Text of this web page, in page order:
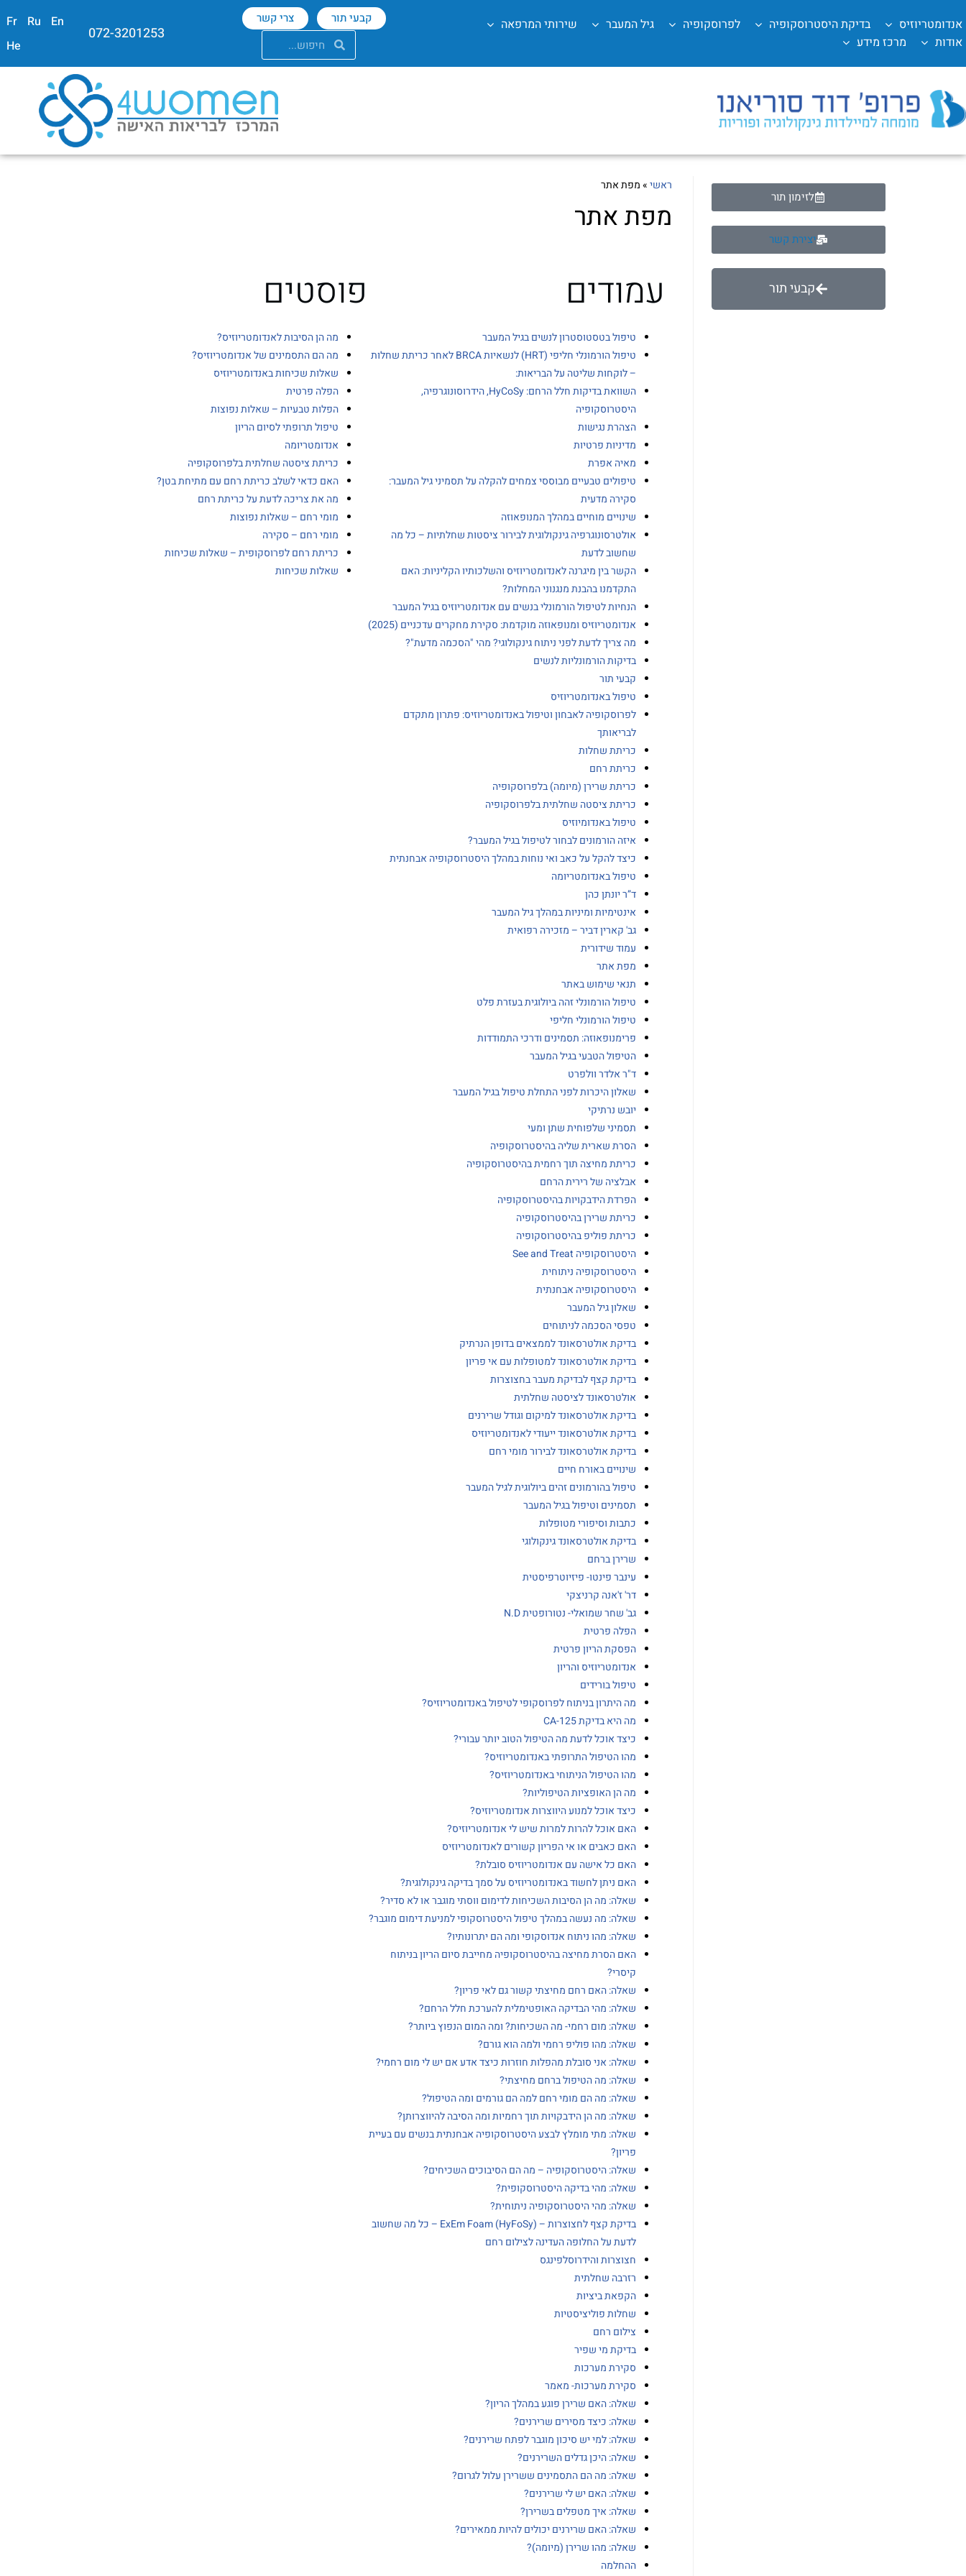
אנדומטריוזיס בדיקת היסטרוסקופיה לפרוסקופיה גיל המעבר
שירותי המרפאה
אודות
מרכז מידע
קבעי תור צרי קשר
072-3201253
En
Ru
Fr
He
ראשי»מפת אתר
מפת אתר
עמודים
טיפול בטסטוסטרון לנשים בגיל המעבר
טיפול הורמונלי חליפי (HRT) לנשאיות BRCA לאחר כריתת שחלות
– לוקחות שליטה על הבריאות:
השוואת בדיקות חלל הרחם: HyCoSy, הידרוסונוגרפיה,
היסטרוסקופיה
הצהרת נגישות
מדיניות פרטיות
מאיה אפרת
טיפולים טבעיים מבוססי צמחים להקלה על תסמיני גיל המעבר:
סקירה מדעית
שינויים מוחיים במהלך המנופאוזה
אולטרסונוגרפיה גינקולוגית לבירור ציסטות שחלתיות – כל מה
שחשוב לדעת
הקשר בין מיגרנה לאנדומטריוזיס והשלכותיו הקליניות: האם
התקדמנו בהבנת מנגנוני המחלות?
הנחיות לטיפול הורמונלי בנשים עם אנדומטריוזיס בגיל המעבר
אנדומטריוזיס ומנופאוזה מוקדמת: סקירת מחקרים עדכניים (2025)
מה צריך לדעת לפני ניתוח גינקולוגי? מהי "הסכמה מדעת"?
בדיקות הורמונליות לנשים
קבעי תור
טיפול באנדומטריוזיס
לפרוסקופיה לאבחון וטיפול באנדומטריוזיס: פתרון מתקדם
לבריאותך
כריתת שחלות
כריתת רחם
כריתת שרירן (מיומה) בלפרוסקופיה
כריתת ציסטה שחלתית בלפרוסקופיה
טיפול באנדומיוזיס
איזה הורמונים לבחור לטיפול בגיל המעבר?
כיצד להקל על כאב ואי נוחות במהלך היסטרוסקופיה אבחנתית
טיפול באנדומטריומה
ד”ר יונתן כהן
אינטימיות ומיניות במהלך גיל המעבר
גב' קארין דביר – מזכירה רפואית
עמוד שידורית
מפת אתר
תנאי שימוש באתר
טיפול הורמונלי זהה ביולוגית בעזרת פלט
טיפול הורמונלי חליפי
פרימנופאוזה: תסמינים ודרכי התמודדות
הטיפול הטבעי בגיל המעבר
ד"ר אלדר וולפרט
שאלון היכרות לפני התחלת טיפול בגיל המעבר
יובש נרתיקי
תסמיני שלפוחית שתן ומעי
הסרת שארית שליה בהיסטרוסקופיה
כריתת מחיצה תוך רחמית בהיסטרוסקופיה
אבלציה של רירית הרחם
הפרדת הידבקויות בהיסטרוסקופיה
כריתת שרירן בהיסטרוסקופיה
כריתת פוליפ בהיסטרוסקופיה
היסטרוסקופיה See and Treat
היסטרוסקופיה ניתוחית
היסטרוסקופיה אבחנתית
שאלון גיל המעבר
טפסי הסכמה לניתוחים
בדיקת אולטרסאונד לממצאים בדופן הנרתיק
בדיקת אולטרסאונד למטופלות עם אי פריון
בדיקת קצף לבדיקת מעבר בחצוצרות
אולטרסאונד לציסטה שחלתית
בדיקת אולטרסאונד למיקום וגודל שרירנים
בדיקת אולטרסאונד ייעודי לאנדומטריוזיס
בדיקת אולטרסאונד לבירור מומי רחם
שינויים באורח חיים
טיפול בהורמונים זהים ביולוגית לגיל המעבר
תסמינים וטיפול בגיל המעבר
כתבות וסיפורי מטופלות
בדיקת אולטרסאונד גינקולוגי
שרירן ברחם
עינבר פינטו- פיזיוטרפיסטית
דר' ז'אנה קרניצקי
גב' שחר שמואלי- נטורופטית N.D
הפלה פרטית
הפסקת הריון פרטית
אנדומטריוזיס והריון
טיפול בורידים
מה היתרון בניתוח לפרוסקופי לטיפול באנדומטריוזיס?
מה היא בדיקת 125-CA
כיצד אוכל לדעת מה הטיפול הטוב יותר עבורי?
מהו הטיפול התרופתי באנדומטריוזיס?
מהו הטיפול הניתוחי באנדומטריוזיס?
מה הן האופציות הטיפוליות?
כיצד אוכל למנוע היווצרות אנדומטריוזיס?
האם אוכל להרות למרות שיש לי אנדומטריוזיס?
האם כאבים או אי הפריון קשורים לאנדומטריוזיס
האם כל אישה עם אנדומטריוזיס סובלת?
האם ניתן לחשוד באנדומטריוזיס על סמך בדיקה גינקולוגית?
שאלה: מה הן הסיבות השכיחות לדימום ווסתי מוגבר או לא סדיר?
שאלה: מה נעשה במהלך טיפול היסטרוסקופי למניעת דימום מוגבר?
שאלה: מהו ניתוח אנדוסקופי ומה הם יתרונותיו?
האם הסרת מחיצה בהיסטרוסקופיה מחייבת סיום הריון בניתוח
קיסרי?
שאלה: האם רחם מחיצתי קשור גם לאי פריון?
שאלה: מהי הבדיקה האופטימלית להערכת חלל הרחם?
שאלה: מום רחמי- מה השכיחות? ומה המום הנפוץ ביותר?
שאלה: מהו פוליפ רחמי ולמה הוא גורם?
שאלה: אני סובלת מהפלות חוזרות כיצד אדע אם יש לי מום רחמי?
שאלה: מה הטיפול ברחם מחיצתי?
שאלה: מה הם מומי רחם למה הם גורמים ומה הטיפול?
שאלה: מה הן הידבקויות תוך רחמיות ומה הסיבה להיווצרותן?
שאלה: מתי מומלץ לבצע היסטרוסקופיה אבחנתית בנשים עם בעיית
פריון?
שאלה: היסטרוסקופיה – מה הם הסיבוכים השכיחים?
שאלה: מהי בדיקה היסטרוסקופית?
שאלה: מהי היסטרוסקופיה ניתוחית?
בדיקת קצף לחצוצרות – ExEm Foam (HyFoSy) – כל מה שחשוב
לדעת על החלופה העדינה לצילום רחם
חצוצרות והידרוסלפינגס
רזרבה שחלתית
הקפאת ביציות
שחלות פוליציסטיות
צילום רחם
בדיקת מי שפיר
סקירת מערכות
סקירת מערכות- מאמר
שאלה: האם שרירן פוגע במהלך הריון?
שאלה: כיצד מסירים שרירנים?
שאלה: למי יש סיכון מוגבר לפתח שרירנים?
שאלה: היכן גדלים השרירנים?
שאלה: מה הם התסמינים ששרירן עלול לגרום?
שאלה: האם יש לי שרירנים?
שאלה: איך מטפלים בשרירן?
שאלה: האם שרירנים יכולים להיות ממאירים?
שאלה: מהו שרירן (מיומה)?
ההחלמה
פוסטים
מה הן הסיבות לאנדומטריוזיס?
מה הם התסמינים של אנדומטריוזיס?
שאלות שכיחות באנדומטריוזיס
הפלה פרטית
הפלות טבעיות – שאלות נפוצות
טיפול תרופתי לסיום הריון
אנדומטריומה
כריתת ציסטה שחלתית בלפרוסקופיה
האם כדאי לשלב כריתת רחם עם מתיחת בטן?
מה את צריכה לדעת על כריתת רחם
מומי רחם – שאלות נפוצות
מומי רחם – סקירה
כריתת רחם לפרוסקופית – שאלות שכיחות
שאלות שכיחות
לזימון תור
יצירת קשר
קבעי תור